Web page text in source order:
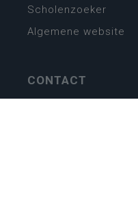
Scholenzoeker
Algemene website
CONTACT